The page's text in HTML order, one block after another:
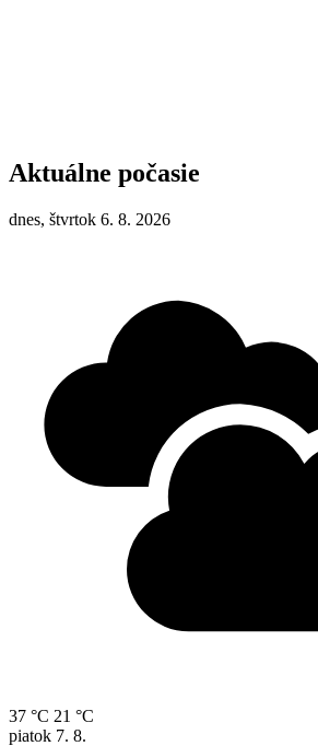
Aktuálne počasie
dnes, štvrtok 6. 8. 2026
37 °C 21 °C
piatok 7. 8.